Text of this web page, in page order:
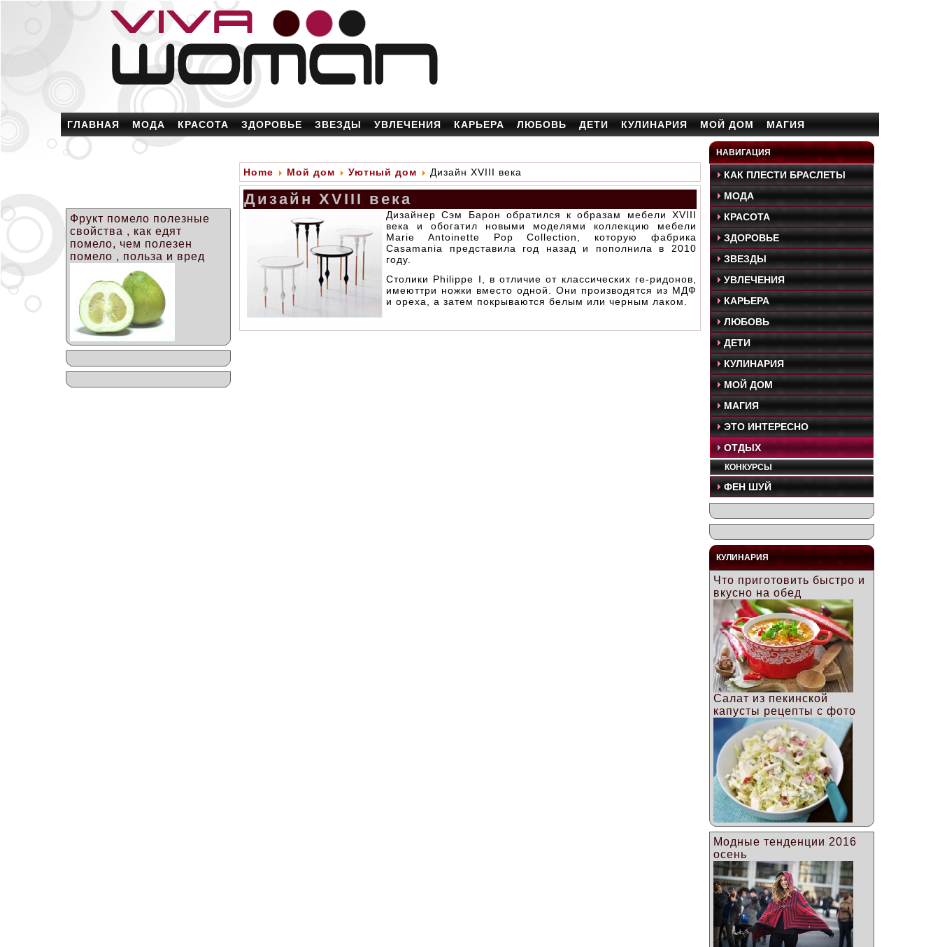
ГЛАВНАЯ МОДА КРАСОТА ЗДОРОВЬЕ ЗВЕЗДЫ УВЛЕЧЕНИЯ КАРЬЕРА ЛЮБОВЬ ДЕТИ КУЛИНАРИЯ МОЙ ДОМ МАГИЯ
Фрукт помело полезные
свойства , как едят
помело, чем полезен
помело , польза и вред
Home Мой дом Уютный дом Дизайн XVIII века
Дизайн XVIII века
Дизайнер Сэм Барон обратился к образам мебели XVIII
века и обогатил новыми моделями коллекцию мебели
Marie Antoinette Pop Collection, которую фабрика
Casamania представила год назад и пополнила в 2010
году.
Столики Philippe I, в отличие от классических ге-ридонов,
имеюттри ножки вместо одной. Они производятся из МДФ
и ореха, а затем покрываются белым или черным лаком.
НАВИГАЦИЯ
КАК ПЛЕСТИ БРАСЛЕТЫ
МОДА
КРАСОТА
ЗДОРОВЬЕ
ЗВЕЗДЫ
УВЛЕЧЕНИЯ
КАРЬЕРА
ЛЮБОВЬ
ДЕТИ
КУЛИНАРИЯ
МОЙ ДОМ
МАГИЯ
ЭТО ИНТЕРЕСНО
ОТДЫХ
КОНКУРСЫ
ФЕН ШУЙ
КУЛИНАРИЯ
Что приготовить быстро и
вкусно на обед
Салат из пекинской
капусты рецепты с фото
Модные тенденции 2016
осень